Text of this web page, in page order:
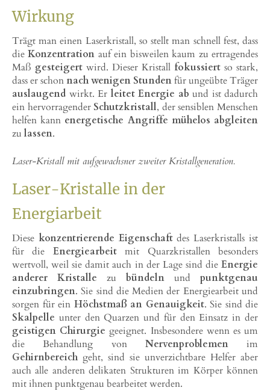
Wirkung
Trägt man einen Laserkristall, so stellt man schnell fest, dass
dieKonzentration auf ein bisweilen kaum zu ertragendes
Maß gesteigert wird. Dieser Kristall fokussiert so stark,
dass er schon nach wenigen Stundenfür ungeübte Träger
auslaugend wirkt. Er leitet Energie ab und ist dadurch
ein hervorragender Schutzkristall, der sensiblen Menschen
helfen kann energetische Angriffe mühelos abgleiten
zu lassen.
Laser-Kristalle in der
Energiarbeit
Laser-Kristall mit aufgewachsner zweiter Kristallgeneration.
Diese konzentrierende Eigenschaftdes Laserkristalls ist
für die Energiearbeitmit Quarzkristallen besonders
wertvoll, weil sie damit auch in der Lage sind die Energie
anderer Kristalle zu bündeln und punktgenau
einzubringen. Sie sind die Medien der Energiearbeit und
sorgen für ein Höchstmaß an Genauigkeit. Sie sind die
Skalpelle unter den Quarzen und für den Einsatz in der
geistigen Chirurgie geeignet. Insbesondere wenn es um
die Behandlung von Nervenproblemen im
Gehirnbereich geht, sind sie unverzichtbare Helfer aber
auch alle anderen delikaten Strukturen im Körper können
mit ihnen punktgenau bearbeitet werden.